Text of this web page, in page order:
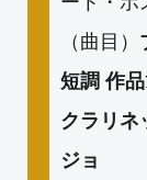
（曲目）
短調 作
クラリネ
ジョ